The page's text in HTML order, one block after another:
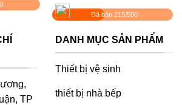
₫.
2.280.000 ₫.
từ
195.000 ₫
đến
975.000 ₫
Đã bán 215/500
TP
DANH MỤC SẢN PHẨM
Thiết bị vệ sinh
thiết bị nhà bếp